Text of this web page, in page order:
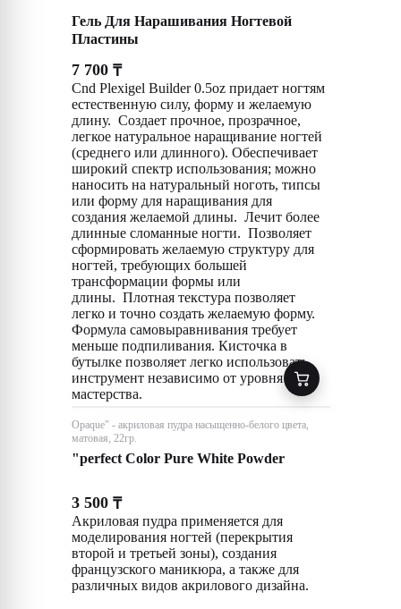
Гель Для Нарашивания Ногтевой
Пластины
7 700 ₸
Cnd Plexigel Builder 0.5oz придает ногтям
естественную силу, форму и желаемую
длину. Создает прочное, прозрачное,
легкое натуральное наращивание ногтей
(среднего или длинного). Обеспечивает
широкий спектр использования; можно
наносить на натуральный ноготь, типсы
или форму для наращивания для
создания желаемой длины. Лечит более
длинные сломанные ногти. Позволяет
сформировать желаемую структуру для
ногтей, требующих большей
трансформации формы или
длины. Плотная текстура позволяет
легко и точно создать желаемую форму.
Формула самовыравнивания требует
меньше подпиливания. Кисточка в
бутылке позволяет легко использовать
инструмент независимо от уровня
мастерства.
Opaque" - акриловая пудра насыщенно-белого цвета,
матовая, 22гр.
"perfect Color Pure White Powder
3 500 ₸
Акриловая пудра применяется для
моделирования ногтей (перекрытия
второй и третьей зоны), создания
французского маникюра, а также для
различных видов акрилового дизайна.